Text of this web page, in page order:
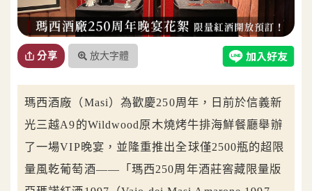
分享 放大字體
瑪西酒廠（Masi）為歡慶250周年，日前於信義新
光三越A9的Wildwood原木燒烤牛排海鮮餐廳舉辦
了一場VIP晚宴，並隆重推出全球僅2500瓶的超限
量風乾葡萄酒——「瑪西250周年酒莊窖藏限量版